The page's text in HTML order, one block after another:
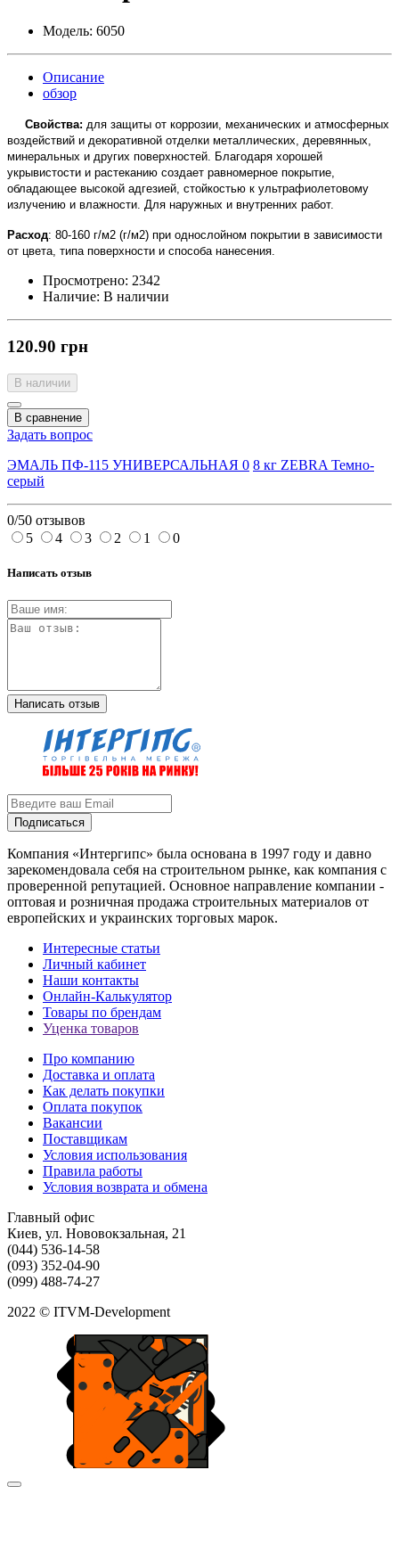
Модель: 6050
Описание
обзор
Свойства: для защиты от коррозии, механических и атмосферных
воздействий и декоративной отделки металлических, деревянных,
минеральных и других поверхностей. Благодаря хорошей
укрывистости и растеканию создает равномерное покрытие,
обладающее высокой адгезией, стойкостью к ультрафиолетовому
излучению и влажности. Для наружных и внутренних работ.
Расход: 80-160 г/м2 (г/м2) при однослойном покрытии в зависимости
от цвета, типа поверхности и способа нанесения.
Просмотрено: 2342
Наличие: В наличии
120.90 грн
В наличии
В сравнение
Задать вопрос
ЭМАЛЬ ПФ-115 УНИВЕРСАЛЬНАЯ 0 8 кг ZEBRA Темно-
серый
0/50 отзывов
5
4 3 2 1 0
Написать отзыв
Написать отзыв
Подписаться
Компания «Интергипс» была основана в 1997 году и давно
зарекомендовала себя на строительном рынке, как компания с
проверенной репутацией. Основное направление компании -
оптовая и розничная продажа строительных материалов от
европейских и украинских торговых марок.
Интересные статьи
Личный кабинет
Наши контакты
Онлайн-Калькулятор
Товары по брендам
Уценка товаров
Про компанию
Доставка и оплата
Как делать покупки
Оплата покупок
Вакансии
Поставщикам
Условия использования
Правила работы
Условия возврата и обмена
Главный офис
Киев, ул. Нововокзальная, 21
(044) 536-14-58
(093) 352-04-90
(099) 488-74-27
2022 © ITVM-Development